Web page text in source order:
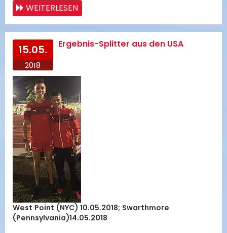
WEITERLESEN
15.05.
2018
Ergebnis-Splitter aus den USA
West Point (NYC) 10.05.2018; Swarthmore
(Pennsylvania)14.05.2018